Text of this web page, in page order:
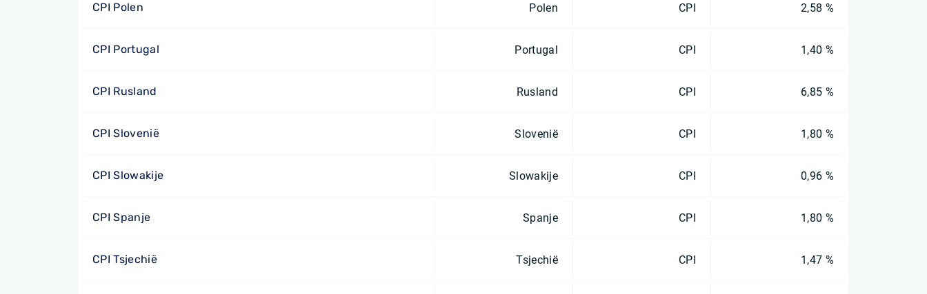
CPI Polen Polen CPI 2,58 %
CPI Portugal Portugal CPI 1,40 %
CPI Rusland Rusland CPI 6,85 %
CPI Slovenië Slovenië CPI 1,80 %
CPI Slowakije Slowakije CPI 0,96 %
CPI Spanje Spanje CPI 1,80 %
CPI Tsjechië Tsjechië CPI 1,47 %